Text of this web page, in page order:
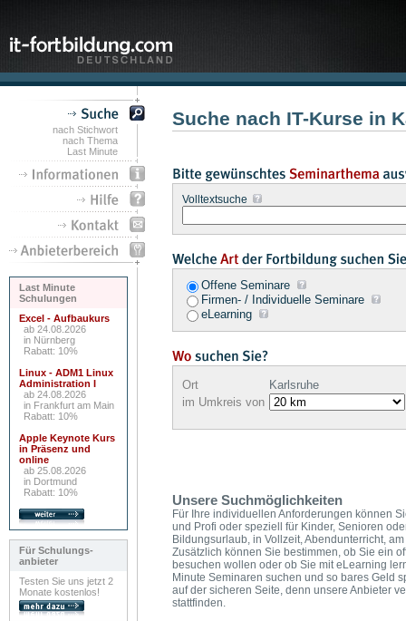
nach Stichwort
nach Thema
Last Minute
Last Minute
Schulungen
Excel - Aufbaukurs
ab 24.08.2026
in Nürnberg
Rabatt: 10%
Linux - ADM1 Linux
Administration I
ab 24.08.2026
in Frankfurt am Main
Rabatt: 10%
Apple Keynote Kurs
in Präsenz und
online
ab 25.08.2026
in Dortmund
Rabatt: 10%
Für Schulungs-
anbieter
Testen Sie uns jetzt 2
Monate kostenlos!
Suche nach IT-Kurse in
Volltextsuche
Offene Seminare
Firmen- / Individuelle Seminare
eLearning
Ort
Karlsruhe
im Umkreis von
Unsere Suchmöglichkeiten
Für Ihre individuellen Anforderungen können
und Profi oder speziell für Kinder, Senioren
Bildungsurlaub, in Vollzeit, Abendunterricht,
Zusätzlich können Sie bestimmen, ob Sie ein
besuchen wollen oder ob Sie mit eLearning
Minute Seminaren suchen und so bares Geld
auf der sicheren Seite, denn unsere Anbieter
stattfinden.